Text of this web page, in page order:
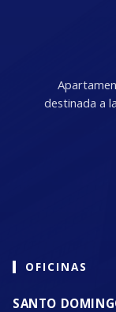
destinada a
OFICINAS
SANTO